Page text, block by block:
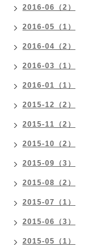
2016-06（2）
2016-05（1）
2016-04（2）
2016-03（1）
2016-01（1）
2015-12（2）
2015-11（2）
2015-10（2）
2015-09（3）
2015-08（2）
2015-07（1）
2015-06（3）
2015-05（1）